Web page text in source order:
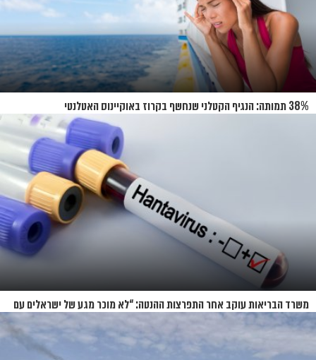
38% תמותה: הנגיף הקטלני שנחשף בקרוז באוקיינוס האטלנטי
משרד הבריאות עוקב אחר התפרצות ההנטה: “לא מוכר מגע של ישראלים עם
החולים”